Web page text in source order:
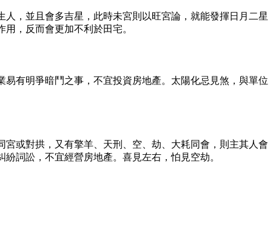
，並且會多吉星，此時未宮則以旺宮論，就能發揮日月二星
，反而會更加不利於田宅。
有明爭暗鬥之事，不宜投資房地產。太陽化忌見煞，與單位
或對拱，又有擎羊、天刑、空、劫、大耗同會，則主其人會
詞訟，不宜經營房地產。喜見左右，怕見空劫。